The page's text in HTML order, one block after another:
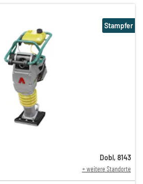
Stampfer
Dobl, 8143
+ weitere Standorte